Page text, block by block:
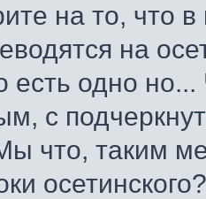
на то, что
на
есть одно
с
что, таким